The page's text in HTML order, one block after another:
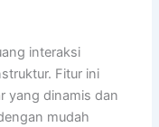
interaksi
Fitur ini
yang dinamis dan
mudah